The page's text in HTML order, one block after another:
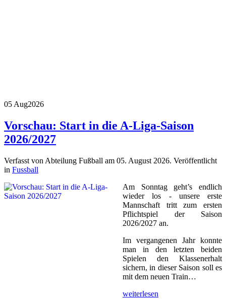
05 Aug2026
Vorschau: Start in die A-Liga-Saison
2026/2027
Verfasst von Abteilung Fußball am 05. August 2026. Veröffentlicht
in Fussball
Am Sonntag geht’s endlich
wieder los - unsere erste
Mannschaft tritt zum ersten
Pflichtspiel der Saison
2026/2027 an.
Im vergangenen Jahr konnte
man in den letzten beiden
Spielen den Klassenerhalt
sichern, in dieser Saison soll es
mit dem neuen Train…
weiterlesen